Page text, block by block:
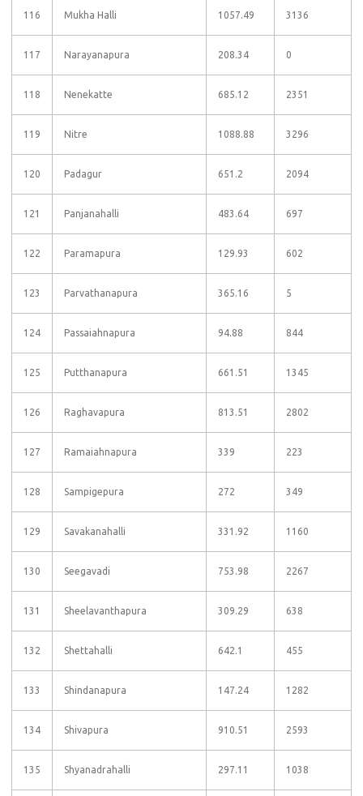
116 Mukha Halli 1057.49 3136
117 Narayanapura 208.34 0
118 Nenekatte 685.12 2351
119 Nitre 1088.88 3296
120 Padagur 651.2 2094
121 Panjanahalli 483.64 697
122 Paramapura 129.93 602
123 Parvathanapura 365.16 5
124 Passaiahnapura 94.88 844
125 Putthanapura 661.51 1345
126 Raghavapura 813.51 2802
127 Ramaiahnapura 339 223
128 Sampigepura 272 349
129 Savakanahalli 331.92 1160
130 Seegavadi 753.98 2267
131 Sheelavanthapura 309.29 638
132 Shettahalli 642.1 455
133 Shindanapura 147.24 1282
134 Shivapura 910.51 2593
135 Shyanadrahalli 297.11 1038